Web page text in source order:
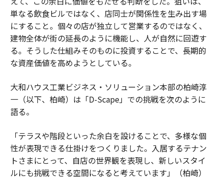
単なる飲食ビルではなく、店同士が関係性を生み出す場
にすること。個々の店が独立して営業するのではなく、
建物全体が街の延長のように機能し、人が自然に回遊す
る。そうした仕組みそのものに投資することで、長期的
な資産価値を高めようとしている。
大和ハウス工業ビジネス・ソリューション本部の柏崎淳
一（以下、柏崎）は「D-Scape」での挑戦を次のように
語る。
「テラスや階段といった余白を設けることで、多様な個
性が表現できる仕掛けをつくりました。入居するテナン
トさまにとって、自店の世界観を表現し、新しいスタイ
ルにも挑戦できる空間になると考えています」（柏崎）